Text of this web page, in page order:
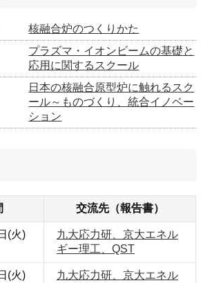
核融合炉のつくりかた
プラズマ・イオンビームの基礎と
応用に関するスクール
日本の核融合原型炉に触れるスク
ール～ものづくり、統合イノベー
ション
交流先（報告書）
(火)
九大応力研、京大エネル
ギー理工、QST
(火)
九大応力研、京大エネル